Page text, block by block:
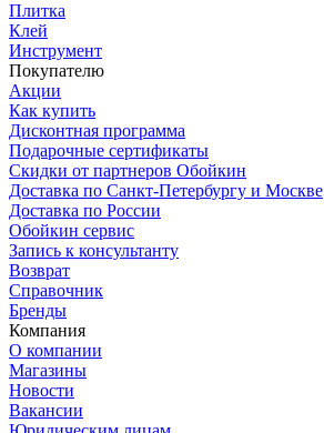
Плитка
Клей
Инструмент
Покупателю
Акции
Как купить
Дисконтная программа
Подарочные сертификаты
Скидки от партнеров Обойкин
Доставка по Санкт-Петербургу и Москве
Доставка по России
Обойкин сервис
Запись к консультанту
Возврат
Справочник
Бренды
Компания
О компании
Магазины
Новости
Вакансии